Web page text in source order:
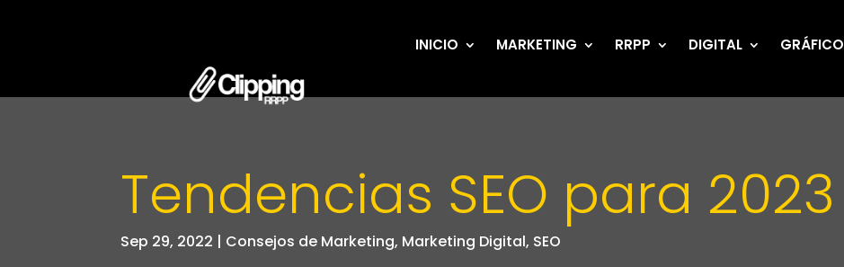
INICIO MARKETING RRPP DIGITAL GRÁFICO
Tendencias SEO para 2023
Sep 29, 2022 | Consejos de Marketing, Marketing Digital, SEO